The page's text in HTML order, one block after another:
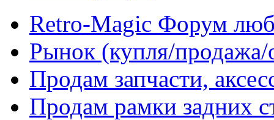
Retro-Magic Форум
Рынок (купля/продажа/
Продам запчасти,
Продам рамки задних